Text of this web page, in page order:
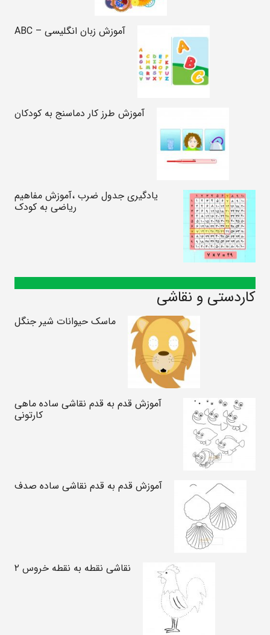
آموزش زبان انگلیسی – ABC
آموزش طرز کار دماسنج به کودکان
یادگیری جدول ضرب ،آموزش مفاهیم
ریاضی به کودک
کاردستی و نقاشی
ماسک حیوانات شیر جنگل
آموزش قدم به قدم نقاشی ساده ماهی
کارتونی
آموزش قدم به قدم نقاشی ساده صدف
نقاشی نقطه به نقطه خروس ۲